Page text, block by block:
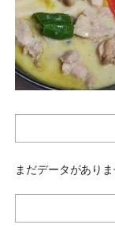
まだデータがありま